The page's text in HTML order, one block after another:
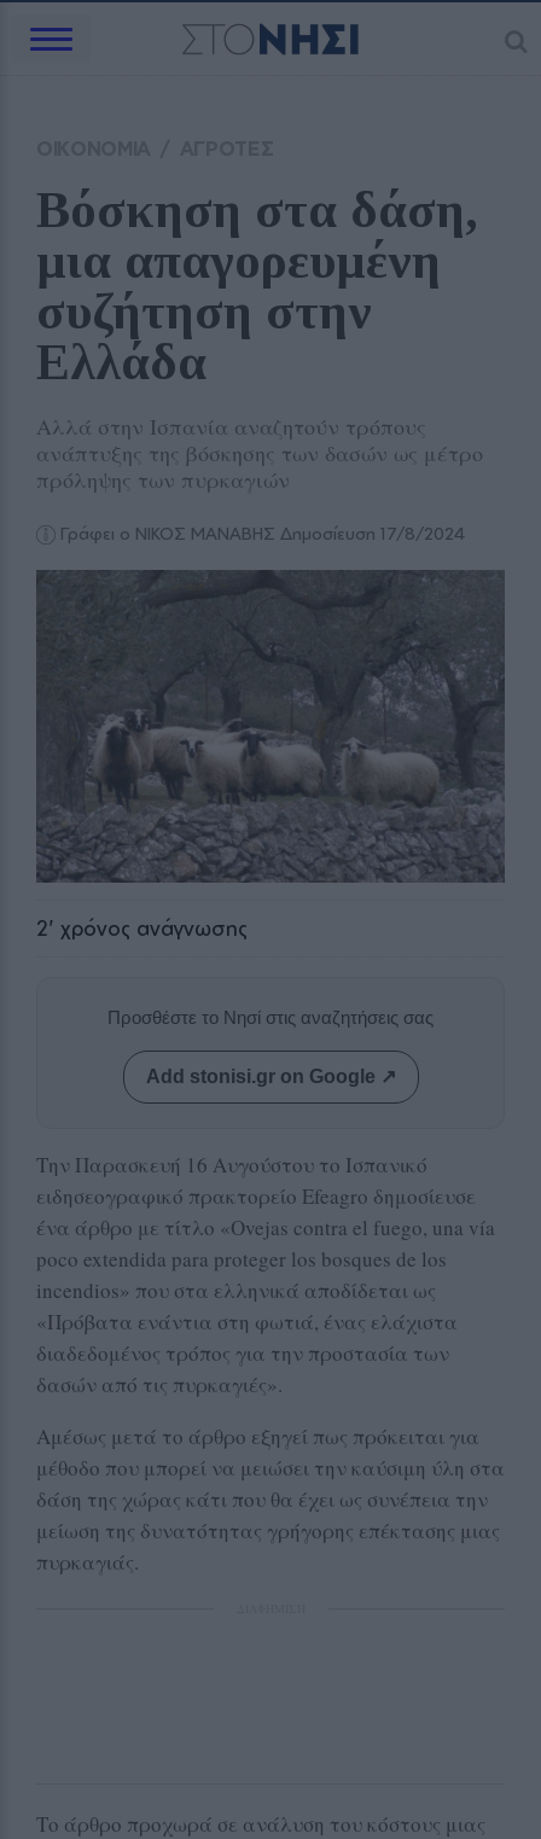
Βόσκηση στα δάση,
μια απαγορευμένη
συζήτηση στην
Ελλάδα
Αλλά στην Ισπανία αναζητούν τρόπους
ανάπτυξης της βόσκησης των δασών ως μέτρο
πρόληψης των πυρκαγιών
Γράφει ο ΝΙΚΟΣ ΜΑΝΑΒΗΣ Δημοσίευση 17/8/2024
2' χρόνος ανάγνωσης
Προσθέστε το Νησί στις αναζητήσεις σας
Add stonisi.gr on Google ↗
Την Παρασκευή 16 Αυγούστου το Ισπανικό
ειδησεογραφικό πρακτορείο Efeagro δημοσίευσε
ένα άρθρο με τίτλο «Ovejas contra el fuego, una vía
poco extendida para proteger los bosques de los
incendios» που στα ελληνικά αποδίδεται ως
«Πρόβατα ενάντια στη φωτιά, ένας ελάχιστα
διαδεδομένος τρόπος για την προστασία των
δασών από τις πυρκαγιές».
Αμέσως μετά το άρθρο εξηγεί πως πρόκειται για
μέθοδο που μπορεί να μειώσει την καύσιμη ύλη στα
δάση της χώρας κάτι που θα έχει ως συνέπεια την
μείωση της δυνατότητας γρήγορης επέκτασης μιας
πυρκαγιάς.
Το άρθρο προχωρά σε ανάλυση του κόστους μιας